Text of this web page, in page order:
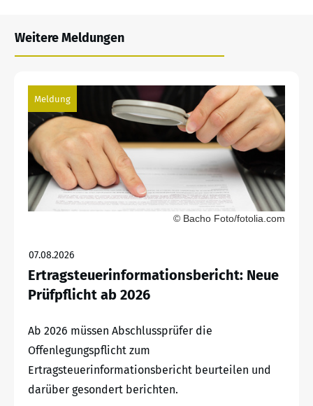
Weitere Meldungen
Meldung
© Bacho Foto/fotolia.com
07.08.2026
Ertragsteuerinformationsbericht: Neue
Prüfpflicht ab 2026
Ab 2026 müssen Abschlussprüfer die
Offenlegungspflicht zum
Ertragsteuerinformationsbericht beurteilen und
darüber gesondert berichten.